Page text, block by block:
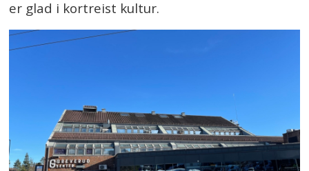
er glad i kortreist kultur.